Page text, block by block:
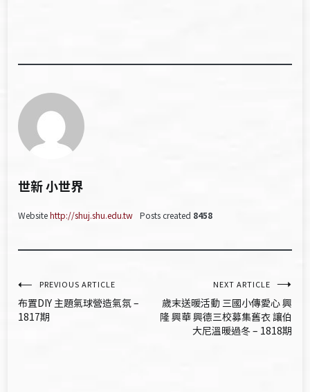
世新 小世界
Websitehttp://shuj.shu.edu.tw Posts created 8458
文
章
PREVIOUS ARTICLE
布置DIY 主題氣球營造氣氛 –
1817期
NEXT ARTICLE
歲末送暖活動 三國小傳愛心 興
隆 興華 興德三校募集舊衣 讓伯
大尼溫暖過冬 – 1818期